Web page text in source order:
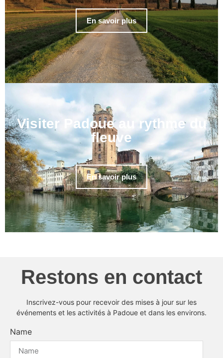
En savoir plus
Visiter Padoue au rythme du
fleuve
En savoir plus
Restons en contact
Inscrivez-vous pour recevoir des mises à jour sur les
événements et les activités à Padoue et dans les environs.
Name